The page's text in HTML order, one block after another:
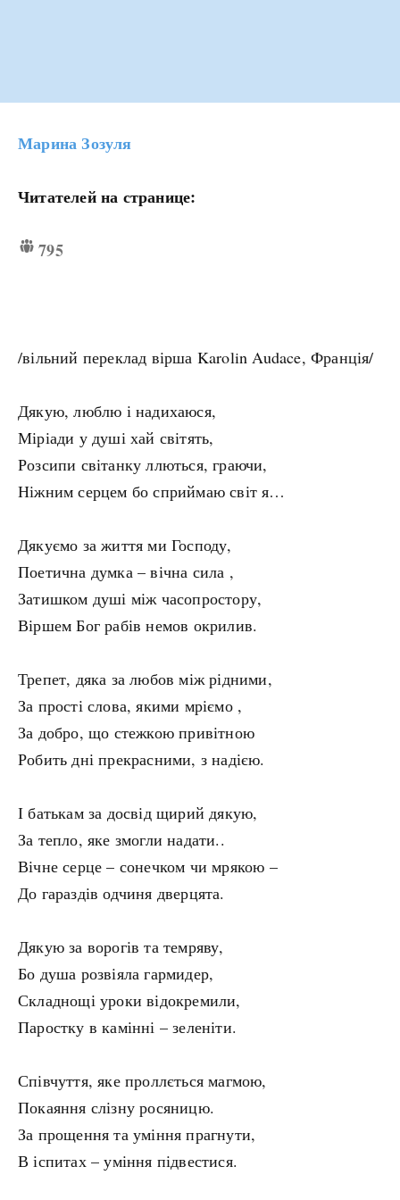
Марина Зозуля
Читателей на странице:
795
/вільний переклад вірша Karolin Audace, Франція/
Дякую, люблю і надихаюся,
Міріади у душі хай світять,
Розсипи світанку ллються, граючи,
Ніжним серцем бо сприймаю світ я…
Дякуємо за життя ми Господу,
Поетична думка – вічна сила ,
Затишком душі між часопростору,
Віршем Бог рабів немов окрилив.
Трепет, дяка за любов між рідними,
За прості слова, якими мріємо ,
За добро, що стежкою привітною
Робить дні прекрасними, з надією.
І батькам за досвід щирий дякую,
За тепло, яке змогли надати..
Вічне серце – сонечком чи мрякою –
До гараздів одчиня дверцята.
Дякую за ворогів та темряву,
Бо душа розвіяла гармидер,
Складнощі уроки відокремили,
Паростку в камінні – зеленіти.
Співчуття, яке проллється магмою,
Покаяння слізну росяницю.
За прощення та уміння прагнути,
В іспитах – уміння підвестися.